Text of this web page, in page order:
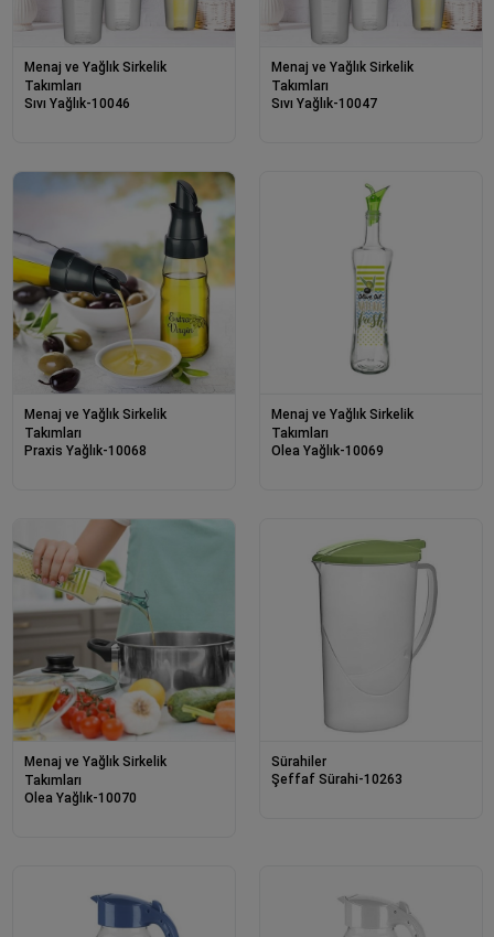
Menaj ve Yağlık Sirkelik
Takımları
Sıvı Yağlık-10046
Menaj ve Yağlık Sirkelik
Takımları
Sıvı Yağlık-10047
Menaj ve Yağlık Sirkelik
Takımları
Praxis Yağlık-10068
Menaj ve Yağlık Sirkelik
Takımları
Olea Yağlık-10069
Menaj ve Yağlık Sirkelik
Takımları
Olea Yağlık-10070
Sürahiler
Şeffaf Sürahi-10263